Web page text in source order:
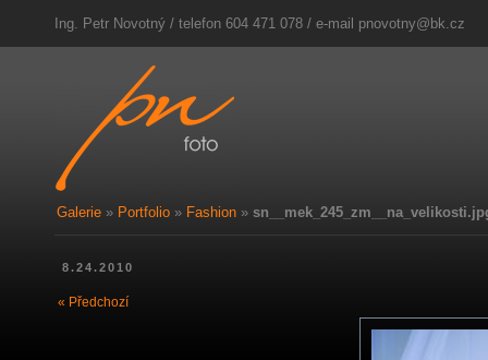
Ing. Petr Novotný / telefon 604 471 078 / e-mail pnovotny@bk.cz
Galerie » Portfolio » Fashion »
8.24.2010
« Předchozí